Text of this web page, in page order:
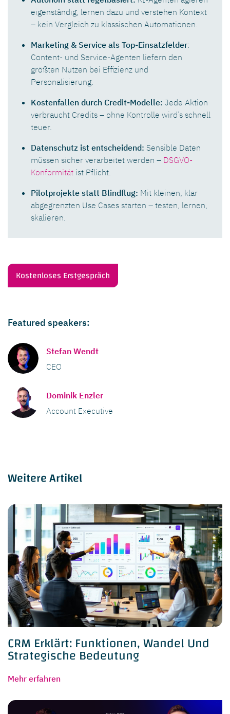
eigenständig, lernen dazu und verstehen Kontext
– kein Vergleich zu klassischen Automationen.
Marketing & Service als Top-Einsatzfelder:
Content- und Service-Agenten liefern den
größten Nutzen bei Effizienz und
Personalisierung.
Kostenfallen durch Credit-Modelle: Jede Aktion
verbraucht Credits – ohne Kontrolle wird’s schnell
teuer.
Datenschutz ist entscheidend: Sensible Daten
müssen sicher verarbeitet werden – DSGVO-
Konformität ist Pflicht.
Pilotprojekte statt Blindflug: Mit kleinen, klar
abgegrenzten Use Cases starten – testen, lernen,
skalieren.
Kostenloses Erstgespräch
Featured speakers:
Stefan Wendt
CEO
Dominik Enzler
Account Executive
Weitere Artikel
CRM Erklärt: Funktionen, Wandel Und
Strategische Bedeutung
Mehr erfahren